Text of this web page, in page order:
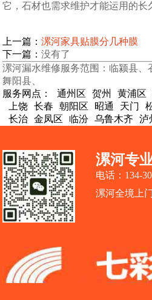
它，石材也需求维护才能运用的长
上一篇：漯河家具贴膜分几种膜
下一篇：没有了
漯河漏水维修服务范围：临颍县、
舞阳县、
服务网点：
通州区 贺州 黄浦区
上饶
长春 朝阳区 昭通 天门
长治
金凤区 临汾 乌鲁木齐 泸
漯河专
电话：134-
漯河全境上门